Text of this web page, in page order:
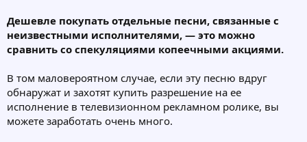
Дешевле покупать отдельные песни, связанные с
неизвестными исполнителями, — это можно
сравнить со спекуляциями копеечными акциями.
В том маловероятном случае, если эту песню вдруг
обнаружат и захотят купить разрешение на ее
исполнение в телевизионном рекламном ролике, вы
можете заработать очень много.